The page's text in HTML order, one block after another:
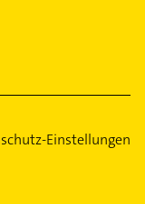
Einstellungen